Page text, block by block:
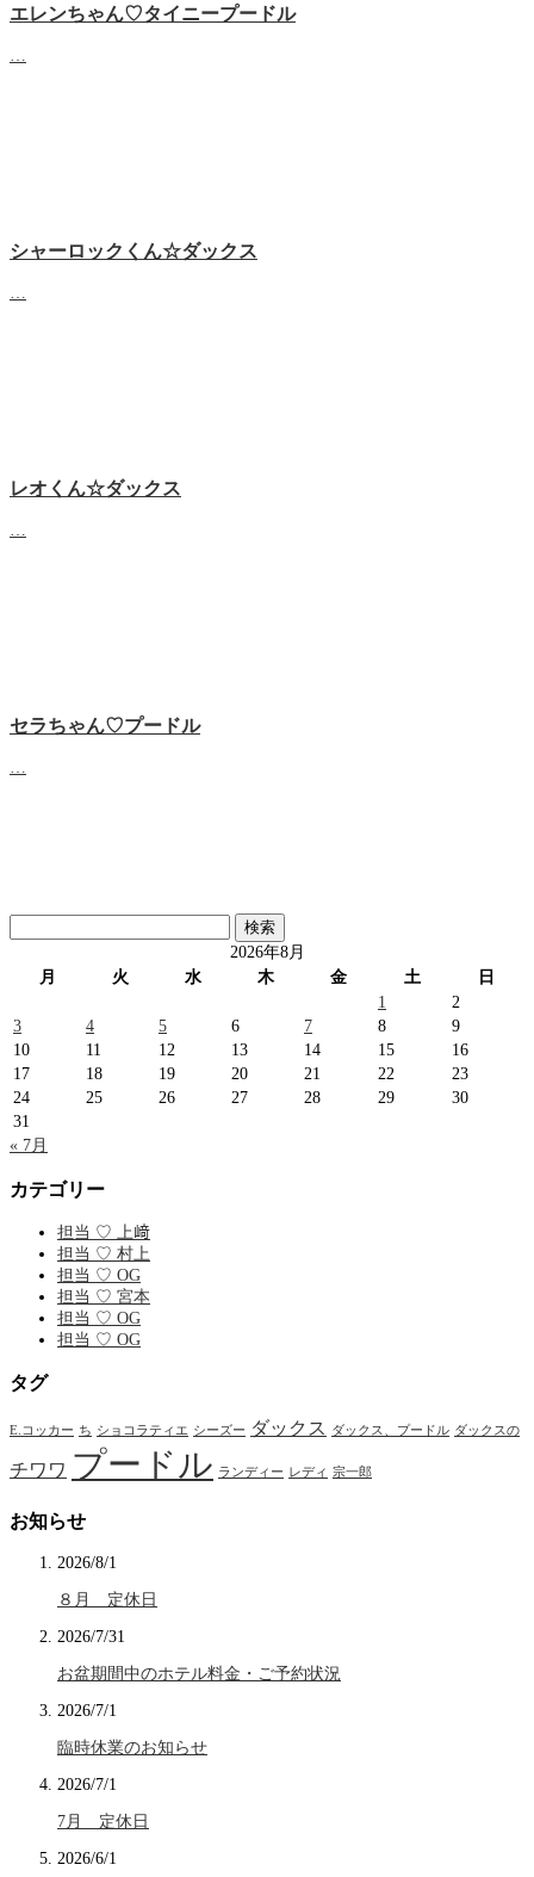
エレンちゃん♡タイニープードル
シャーロックくん☆ダックス
レオくん☆ダックス
セラちゃん♡プードル
索:
2026年8月
月
火 水 木 金 土
日
1
2
3
4 5 6 7 8
9
10
11 12 13 14 15
16
17
18 19 20 21 22
23
24
25 26 27 28 29
30
31
« 7月
カテゴリー
担当 ♡ 上﨑
担当 ♡ 村上
担当 ♡ OG
担当 ♡ 宮本
担当 ♡ OG
担当 ♡ OG
タグ
E.コッカー ち ショコラティエ シーズー ダックス ダックス、プードル ダックスの
チワワ プードル ランディー レディ 宗一郎
お知らせ
2026/8/1
８月 定休日
2026/7/31
お盆期間中のホテル料金・ご予約状況
2026/7/1
臨時休業のお知らせ
2026/7/1
7月 定休日
2026/6/1